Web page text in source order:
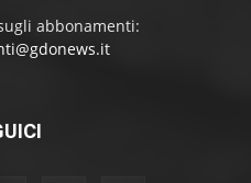
abbonamenti: